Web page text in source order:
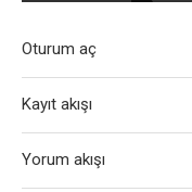
Oturum aç
Kayıt akışı
Yorum akışı